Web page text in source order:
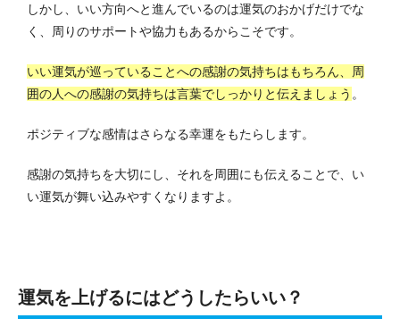
しかし、いい方向へと進んでいるのは運気のおかげだけでな
く、周りのサポートや協力もあるからこそです。
いい運気が巡っていることへの感謝の気持ちはもちろん、周
囲の人への感謝の気持ちは言葉でしっかりと伝えましょう 。
ポジティブな感情はさらなる幸運をもたらします。
感謝の気持ちを大切にし、それを周囲にも伝えることで、い
い運気が舞い込みやすくなりますよ。
運気を上げるにはどうしたらいい？